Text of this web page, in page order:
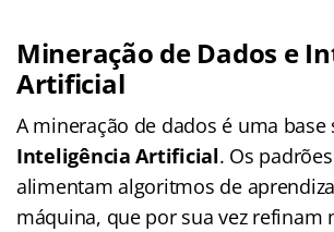
Mineração de Dados e
Artificial
A mineração de dados é uma base
Inteligência Artificial. Os
alimentam algoritmos de
máquina, que por sua vez refinam